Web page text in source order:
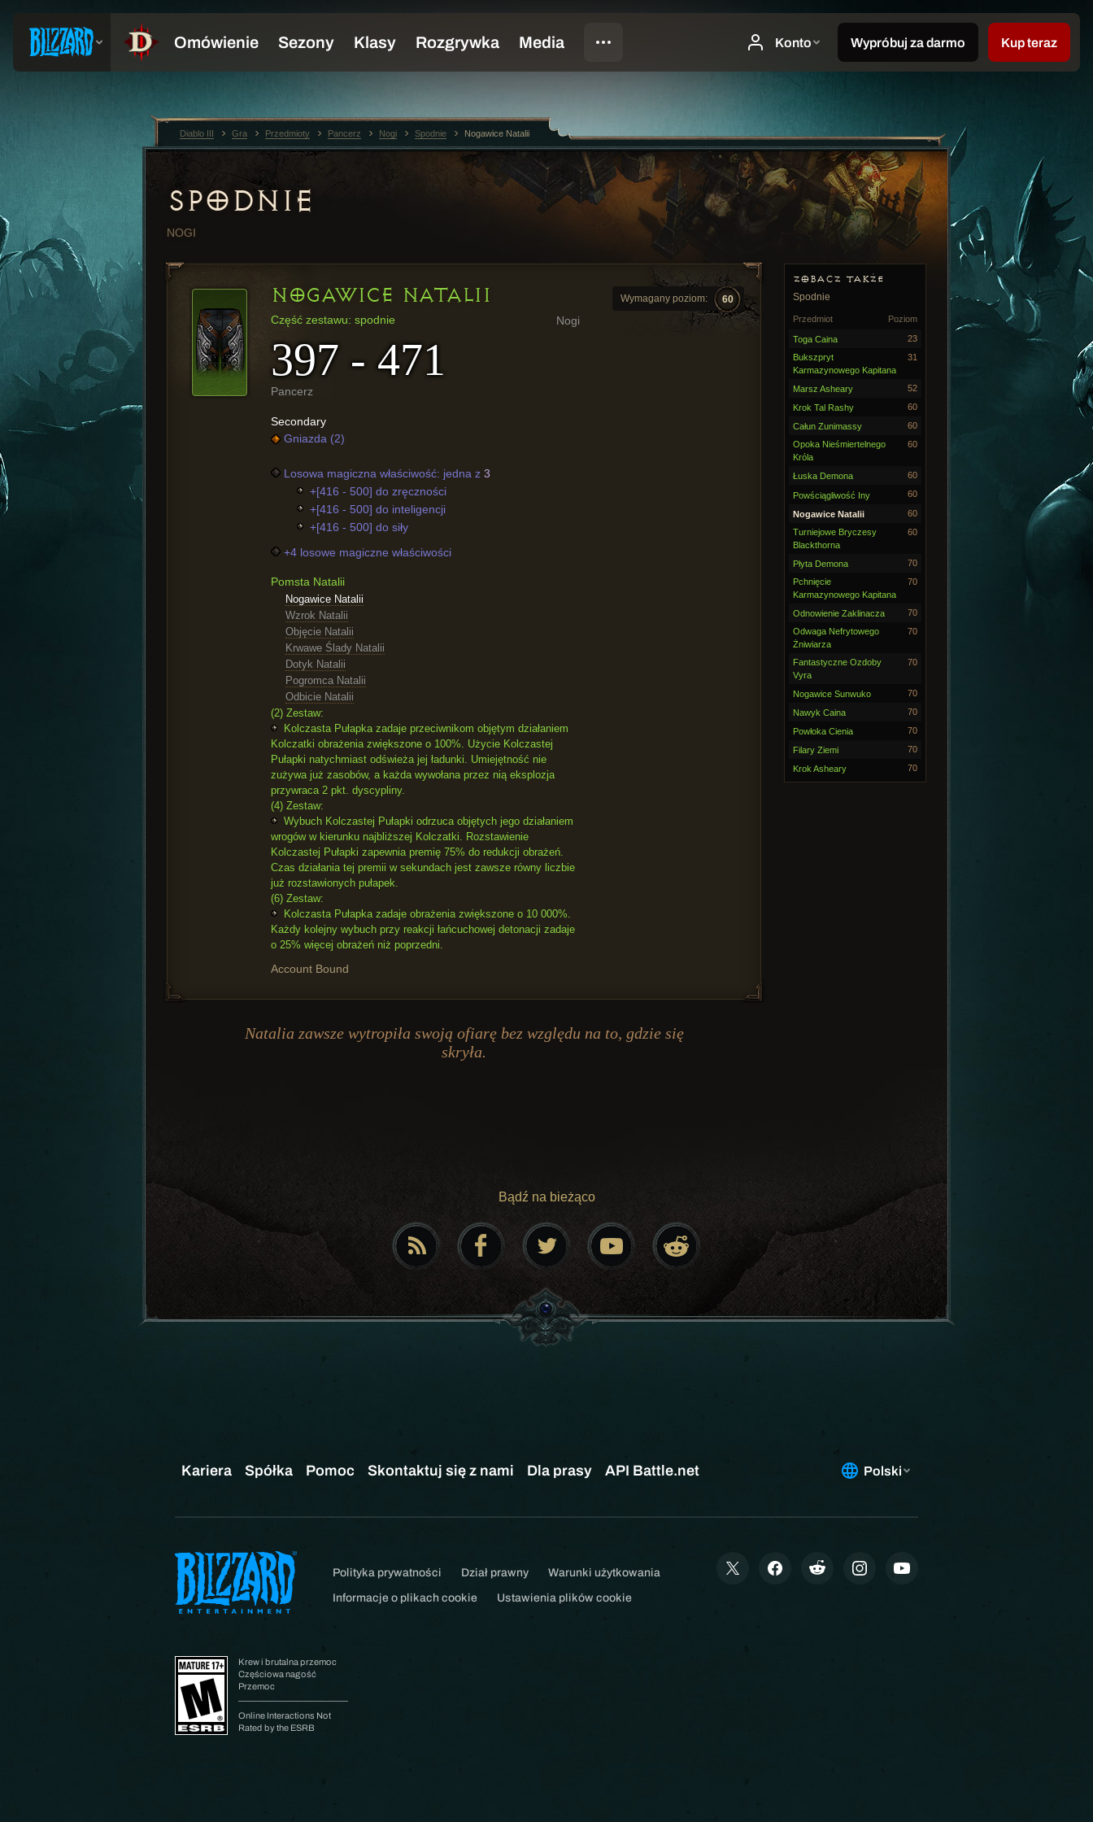
SPODNIE
NOGI
ZOBACZ TAKŻE
Spodnie
Poziom
Przedmiot
Toga Caina
23
Bukszpryt
Karmazynowego Kapitana
31
Marsz Asheary 52
Krok Tal Rashy 60
Całun Zunimassy
60
Opoka Nieśmiertelnego
Króla
60
Łuska Demona 60
Powściągliwość Iny 60
Nogawice Natalii
60
Turniejowe Bryczesy
Blackthorna
60
Płyta Demona
70
Pchnięcie
Karmazynowego Kapitana
70
Odnowienie Zaklinacza
70
Odwaga Nefrytowego
Żniwiarza
70
Fantastyczne Ozdoby
Vyra
70
Nogawice Sunwuko 70
Nawyk Caina 70
Powłoka Cienia 70
Filary Ziemi 70
Krok Asheary 70
Wymagany poziom: 60
NOGAWICE NATALII
Nogi
Część zestawu: spodnie
397 - 471
Pancerz
Secondary
Gniazda (2)
Losowa magiczna właściwość: jedna z 3
+[416 - 500] do zręczności
+[416 - 500] do inteligencji
+[416 - 500] do siły
+4 losowe magiczne właściwości
Pomsta Natalii
Nogawice Natalii
Wzrok Natalii
Objęcie Natalii
Krwawe Ślady Natalii
Dotyk Natalii
Pogromca Natalii
Odbicie Natalii
(2) Zestaw:
Kolczasta Pułapka zadaje przeciwnikom objętym działaniem
Kolczatki obrażenia zwiększone o 100%. Użycie Kolczastej
Pułapki natychmiast odświeża jej ładunki. Umiejętność nie
zużywa już zasobów, a każda wywołana przez nią eksplozja
przywraca 2 pkt. dyscypliny.
(4) Zestaw:
Wybuch Kolczastej Pułapki odrzuca objętych jego działaniem
wrogów w kierunku najbliższej Kolczatki. Rozstawienie
Kolczastej Pułapki zapewnia premię 75% do redukcji obrażeń.
Czas działania tej premii w sekundach jest zawsze równy liczbie
już rozstawionych pułapek.
(6) Zestaw:
Kolczasta Pułapka zadaje obrażenia zwiększone o 10 000%.
Każdy kolejny wybuch przy reakcji łańcuchowej detonacji zadaje
o 25% więcej obrażeń niż poprzedni.
Account Bound
Natalia zawsze wytropiła swoją ofiarę bez względu na to, gdzie się
skryła.
Bądź na bieżąco
Diablo III Gra Przedmioty Pancerz Nogi Spodnie Nogawice Natalii